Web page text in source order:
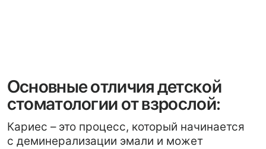
и пульповой тканей. Это заболевание
разрушает твердые ткани зуба.
Основные отличия детской
стоматологии от взрослой: